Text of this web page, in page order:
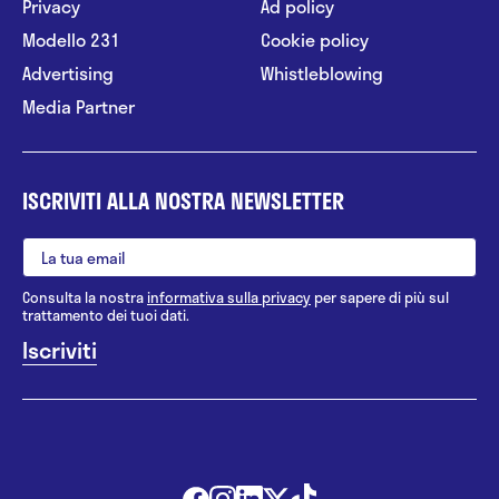
- Formazione e aggiornamento per conduttori di
gruppi per familiari di persone con Alzheimer. 28
aprile 2015 Milano
- La cura delle demenze: progetti ed esperienze. 27
Forense: modulo "area civilistica". il danno alla
persona e le capacità di agire. 17-18-19 luglio 2015
Pavia Scuola Lombarda di Psicoterapia cognitivo
neuropsicologica
Privacy
Modello 231
Advertising
Media Partner
Ad policy
Cookie policy
Whistleblowing
ISCRIVITI ALLA NOSTRA NEWSLETTER
Consulta la nostrainformativa sulla privacy per sapere di più sul
trattamento dei tuoi dati.